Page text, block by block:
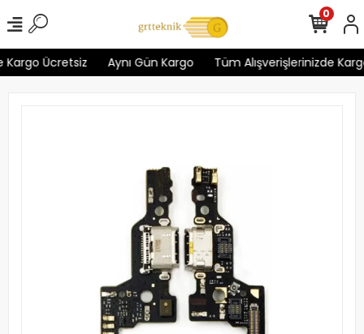
Ücretsiz Aynı Gün Kargo Tüm Alışverişlerinizde
0